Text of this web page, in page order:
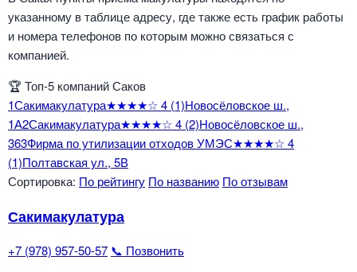
указанному в таблице адресу, где также есть график работы
и номера телефонов по которым можно связаться с
компанией.
🏆 Топ-5 компаний Саков
1Сакимакулатура★★★★☆ 4 (1)Новосёловское ш.,
1А2Сакимакулатура★★★★☆ 4 (2)Новосёловское ш.,
363Фирма по утилизации отходов УМЭС★★★★☆ 4
(1)Полтавская ул., 5В
Сортировка: По рейтингу По названию По отзывам
Сакимакулатура
+7 (978) 957-50-57 📞 Позвонить